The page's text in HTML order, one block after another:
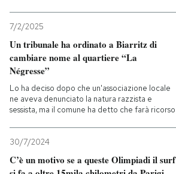
7/2/2025
Un tribunale ha ordinato a Biarritz di
cambiare nome al quartiere “La
Négresse”
Lo ha deciso dopo che un'associazione locale
ne aveva denunciato la natura razzista e
sessista, ma il comune ha detto che farà ricorso
30/7/2024
C’è un motivo se a queste Olimpiadi il surf